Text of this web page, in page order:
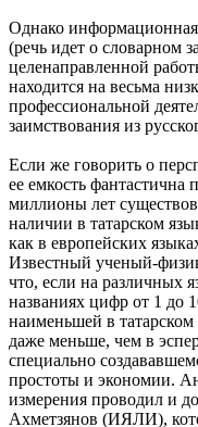
Однако информационная
(речь идет о словарном
целенаправленной
находится на весьма
профессиональной
заимствования из
Если же говорить о
ее емкость фантастична
миллионы лет
наличии в татарском
как в европейских
Известный ученый-
что, если на различных
названиях цифр от 1 до
наименьшей в
даже меньше, чем в
специально
простоты и экономии.
измерения проводил и
Ахметзянов (ИЯЛИ),